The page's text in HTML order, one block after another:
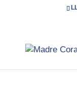
Inicio 5Acción